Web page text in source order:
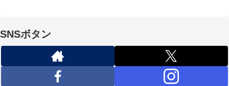
SNSボタン